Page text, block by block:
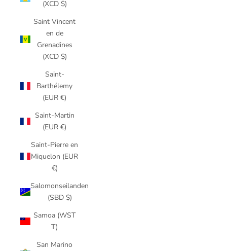
(XCD $)
Saint Vincent
en de
Grenadines
(XCD $)
Saint-
Barthélemy
(EUR €)
Saint-Martin
(EUR €)
Saint-Pierre en
Miquelon (EUR
€)
Salomonseilanden
(SBD $)
Samoa (WST
T)
San Marino